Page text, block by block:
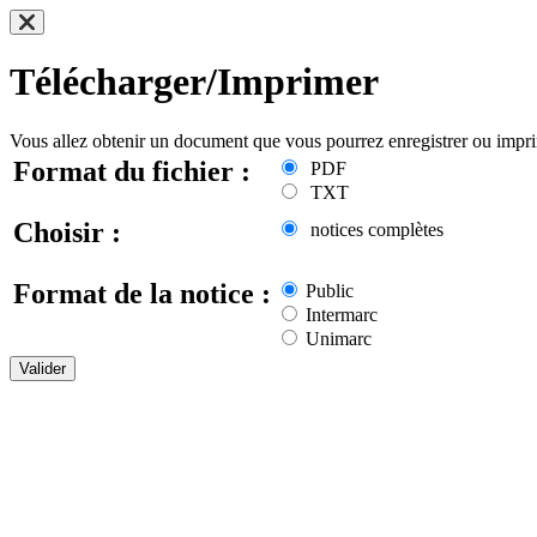
Télécharger/Imprimer
Vous allez obtenir un document que vous pourrez enregistrer ou
Format du fichier :
PDF
TXT
Choisir : notices complètes
Format de la notice :
Public
Intermarc
Unimarc